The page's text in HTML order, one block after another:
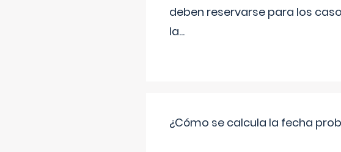
deben reservarse para los
la...
¿Cómo se calcula la fecha